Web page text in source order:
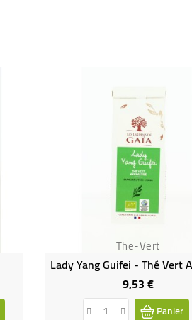
The-Vert
9,53 €Prix
Panier